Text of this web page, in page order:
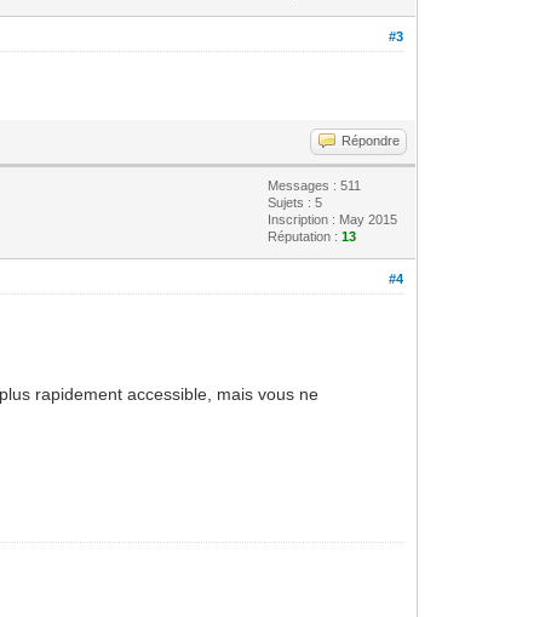
#3
Répondre
Messages : 511
Sujets : 5
Inscription : May 2015
Réputation :13
#4
rapidement accessible, mais vous ne